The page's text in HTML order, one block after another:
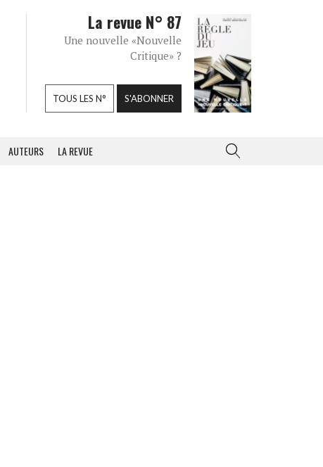
La revue N° 87
Une nouvelle «Nouvelle
Critique» ?
TOUS LES N° S'ABONNER
AUTEURS LA REVUE